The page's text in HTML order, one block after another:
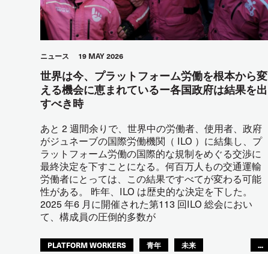
ニュース 19 MAY 2026
世界は今、プラットフォーム労働を根本から変
える機会に恵まれているー各国政府は結果を出
すべき時
あと 2 週間余りで、世界中の労働者、使用者、政府
がジュネーブの国際労働機関（ ILO ）に結集し、プ
ラットフォーム労働の国際的な規制をめぐる交渉に
最終決定を下すことになる。何百万人もの交通運輸
労働者にとっては、この結果ですべてが変わる可能
性がある。 昨年、ILO は歴史的な決定を下した。
2025 年6 月に開催された第113 回ILO 総会におい
て、構成員の圧倒的多数が
PLATFORM WORKERS 青年
未来
...